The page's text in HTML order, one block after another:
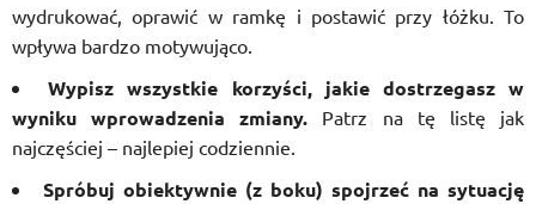
wydrukować, oprawić w ramkę i postawić przy łóżku. To
wpływa bardzo motywująco.
Wypisz wszystkie korzyści, jakie dostrzegasz w
wyniku wprowadzenia zmiany. Patrz na tę listę jak
najczęściej – najlepiej codziennie.
Spróbuj obiektywnie (z boku) spojrzeć na sytuację